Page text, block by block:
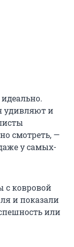
удивляют и
смотреть, —
у самых-
с ковровой
и показали
или